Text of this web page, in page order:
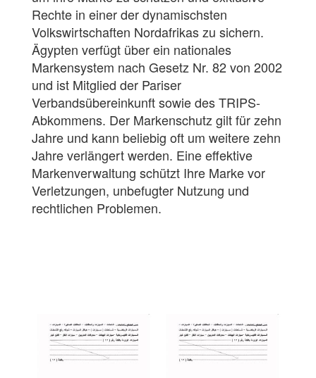
Rechte in einer der dynamischsten
Volkswirtschaften Nordafrikas zu sichern.
Ägypten verfügt über ein nationales
Markensystem nach Gesetz Nr. 82 von 2002
und ist Mitglied der Pariser
Verbandsübereinkunft sowie des TRIPS-
Abkommens. Der Markenschutz gilt für zehn
Jahre und kann beliebig oft um weitere zehn
Jahre verlängert werden. Eine effektive
Markenverwaltung schützt Ihre Marke vor
Verletzungen, unbefugter Nutzung und
rechtlichen Problemen.